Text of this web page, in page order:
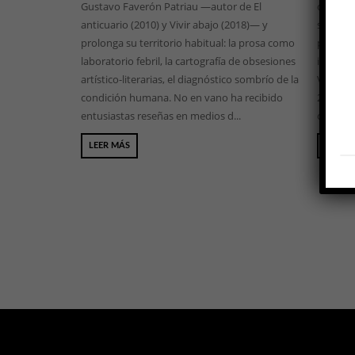
Gustavo Faverón Patriau —autor de El
anticuario (2010) y Vivir abajo (2018)— y
prolonga su territorio habitual: la prosa como
laboratorio febril, la cartografía de obsesiones
artístico-literarias, el diagnóstico sombrío de la
condición humana. No en vano ha recibido
entusiastas reseñas en medios d...
LEER MÁS
obra
para
Vivir
2066
como